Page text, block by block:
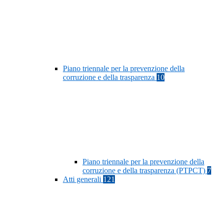
Piano triennale per la prevenzione della
corruzione e della trasparenza 10
Piano triennale per la prevenzione della
corruzione e della trasparenza (PTPCT) 7
Atti generali 121